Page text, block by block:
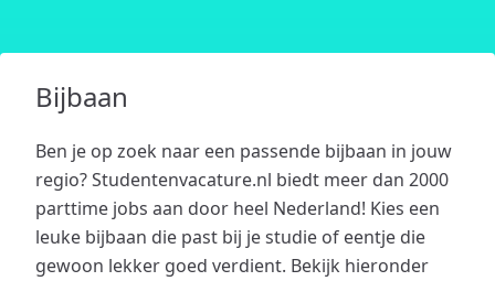
Bijbaan
Ben je op zoek naar een passende bijbaan in jouw
regio? Studentenvacature.nl biedt meer dan 2000
parttime jobs aan door heel Nederland! Kies een
leuke bijbaan die past bij je studie of eentje die
gewoon lekker goed verdient. Bekijk hieronder